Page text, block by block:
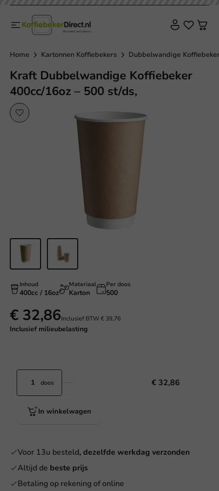
Home Kartonnen Koffiebekers Dubbelwandige
Kraft Dubbelwandige Koffiebeker
400cc/16oz – 500 st/ds,
Inhoud
400cc / 16oz
Materiaal
Karton
Per doos
500
€ 32,86Inclusief BTW€ 39,76
Inclusief milieubelasting
doos € 32,86
In winkelwagen
Voor 13u besteld, dezelfde werkdag verzonden
Altijd de beste prijs
Betaling op rekening of online